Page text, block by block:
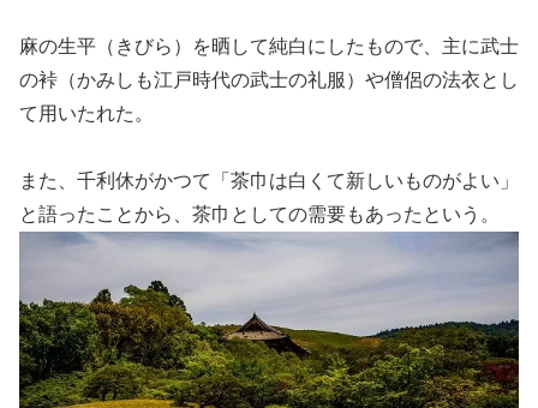
麻の生平（きびら）を晒して純白にしたもので、主に武士
の裃（かみしも江戸時代の武士の礼服）や僧侶の法衣とし
て用いたれた。
また、千利休がかつて「茶巾は白くて新しいものがよい」
と語ったことから、茶巾としての需要もあったという。